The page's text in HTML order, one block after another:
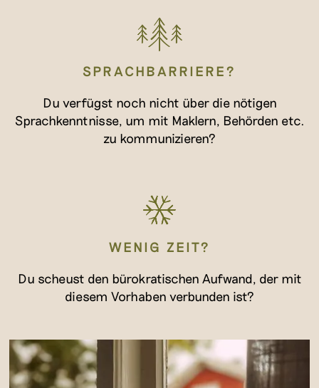
SPRACHBARRIERE?
Du verfügst noch nicht über die nötigen
Sprachkenntnisse, um mit Maklern, Behörden etc.
zu kommunizieren?
WENIG ZEIT?
Du scheust den bürokratischen Aufwand, der mit
diesem Vorhaben verbunden ist?